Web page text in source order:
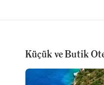
Küçük ve Butik